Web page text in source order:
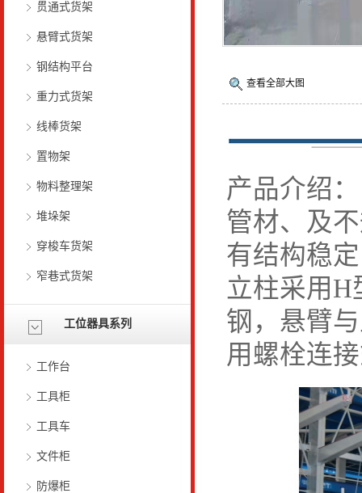
查看全部大图
产品介绍
管材、及
有结构稳
立柱采用
钢，悬臂
用螺栓连
贯通式货架
悬臂式货架
钢结构平台
重力式货架
线棒货架
置物架
物料整理架
堆垛架
穿梭车货架
窄巷式货架
工位器具系列
工作台
工具柜
工具车
文件柜
防爆柜